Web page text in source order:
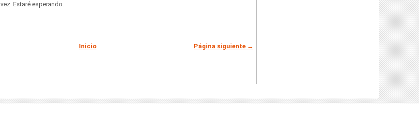
Estaré esperando.
Página siguiente →
Inicio